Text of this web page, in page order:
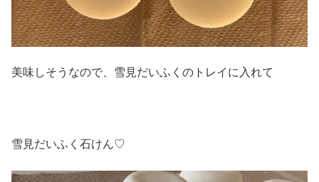
美味しそうなので、雪見だいふくのトレイに入れて
雪見だいふく石けん♡